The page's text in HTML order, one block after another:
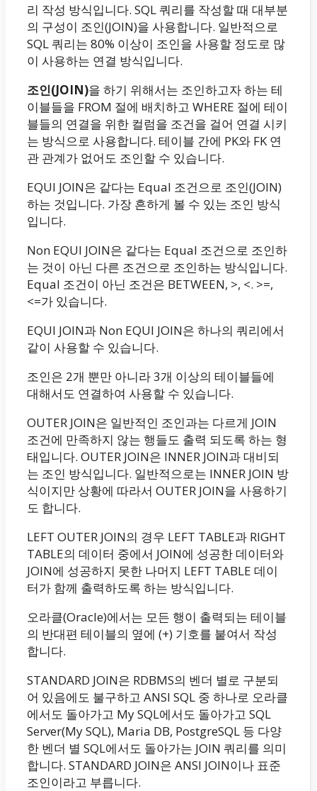
리 작성 방식입니다. SQL 쿼리를 작성할 때 대부분
의 구성이 조인(JOIN)을 사용합니다. 일반적으로
SQL 쿼리는 80% 이상이 조인을 사용할 정도로 많
이 사용하는 연결 방식입니다.
조인(JOIN)을 하기 위해서는 조인하고자 하는 테
이블들을 FROM 절에 배치하고 WHERE 절에 테이
블들의 연결을 위한 컬럼을 조건을 걸어 연결 시키
는 방식으로 사용합니다. 테이블 간에 PK와 FK 연
관 관계가 없어도 조인할 수 있습니다.
EQUI JOIN은 같다는 Equal 조건으로 조인(JOIN)
하는 것입니다. 가장 흔하게 볼 수 있는 조인 방식
입니다.
Non EQUI JOIN은 같다는 Equal 조건으로 조인하
는 것이 아닌 다른 조건으로 조인하는 방식입니다.
Equal 조건이 아닌 조건은 BETWEEN, >, <. >=,
<=가 있습니다.
EQUI JOIN과 Non EQUI JOIN은 하나의 쿼리에서
같이 사용할 수 있습니다.
조인은 2개 뿐만 아니라 3개 이상의 테이블들에
대해서도 연결하여 사용할 수 있습니다.
OUTER JOIN은 일반적인 조인과는 다르게 JOIN
조건에 만족하지 않는 행들도 출력 되도록 하는 형
태입니다. OUTER JOIN은 INNER JOIN과 대비되
는 조인 방식입니다. 일반적으로는 INNER JOIN 방
식이지만 상황에 따라서 OUTER JOIN을 사용하기
도 합니다.
LEFT OUTER JOIN의 경우 LEFT TABLE과 RIGHT
TABLE의 데이터 중에서 JOIN에 성공한 데이터와
JOIN에 성공하지 못한 나머지 LEFT TABLE 데이
터가 함께 출력하도록 하는 방식입니다.
오라클(Oracle)에서는 모든 행이 출력되는 테이블
의 반대편 테이블의 옆에 (+) 기호를 붙여서 작성
합니다.
STANDARD JOIN은 RDBMS의 벤더 별로 구분되
어 있음에도 불구하고 ANSI SQL 중 하나로 오라클
에서도 돌아가고 My SQL에서도 돌아가고 SQL
Server(My SQL), Maria DB, PostgreSQL 등 다양
한 벤더 별 SQL에서도 돌아가는 JOIN 쿼리를 의미
합니다. STANDARD JOIN은 ANSI JOIN이나 표준
조인이라고 부릅니다.